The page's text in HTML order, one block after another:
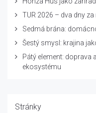
TUR 2026 – dva dny
Sedmá brána:
Šestý smysl: krajina
Pátý element:
ekosystému
Stránky